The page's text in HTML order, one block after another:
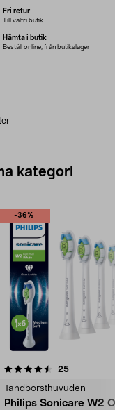
Fri retur
Till valfri butik
Hämta i butik
Beställ online, från butikslager
kategori
-36%
25recensioner
Tandborsthuvuden
Philips Sonicare W2
4.5 av 5 stjärnor